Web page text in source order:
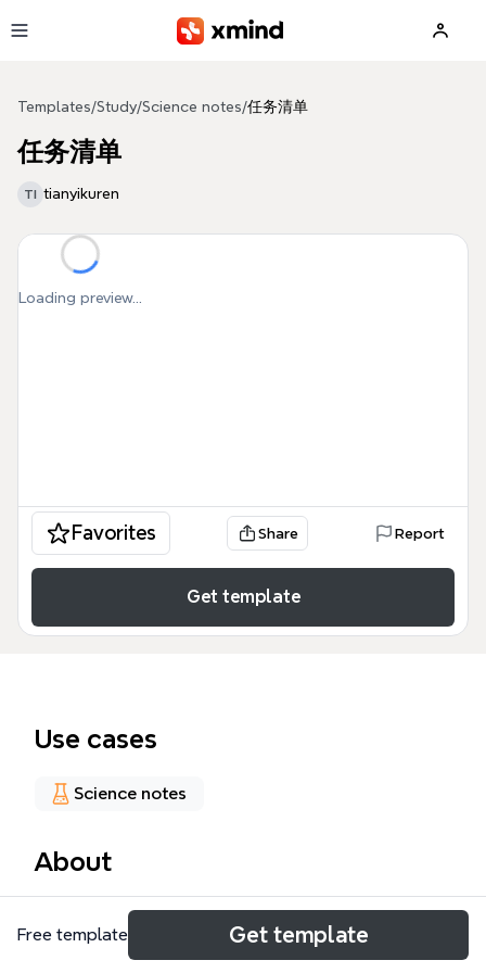
Templates/Study/Science notes/任务清单
任务清单
TI tianyikuren
Loading preview...
Favorites Share Report
Get template
Use cases
Science notes
About
任务清单模板是一个专为地质构造研究设计的Xmind思
维导图模板，涵盖全球板块构造、增生杂岩变形过程及
数理解析等核心内容。该模板包含274个节点，以
Free template Get template